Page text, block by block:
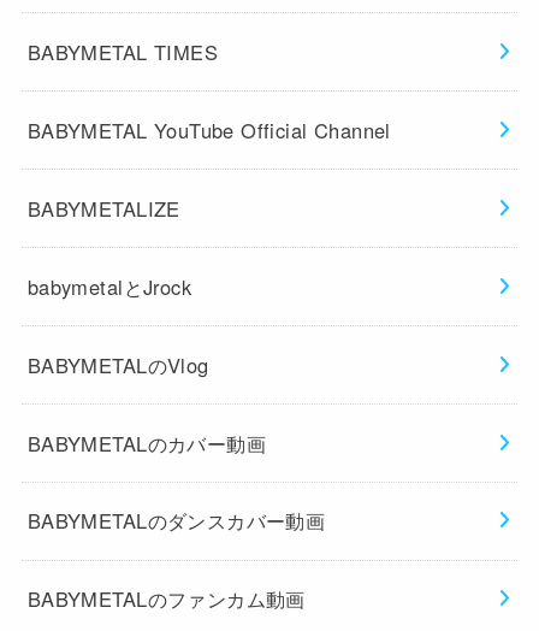
BABYMETAL TIMES
BABYMETAL YouTube Official Channel
BABYMETALIZE
babymetalとJrock
BABYMETALのVlog
BABYMETALのカバー動画
BABYMETALのダンスカバー動画
BABYMETALのファンカム動画